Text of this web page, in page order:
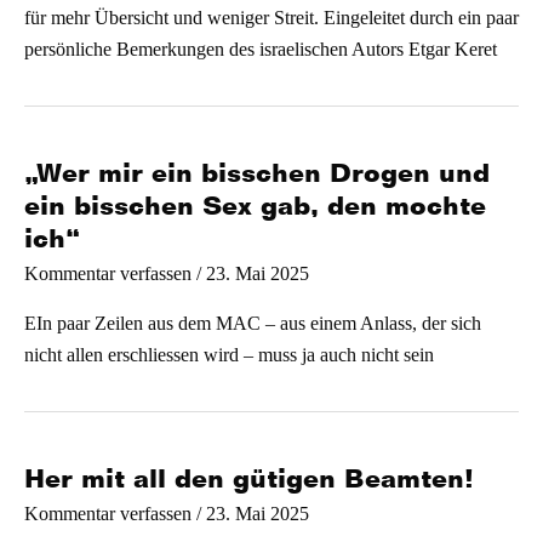
für mehr Übersicht und weniger Streit. Eingeleitet durch ein paar
persönliche Bemerkungen des israelischen Autors Etgar Keret
„Wer mir ein bisschen Drogen und
ein bisschen Sex gab, den mochte
ich“
Kommentar verfassen /23. Mai 2025
EIn paar Zeilen aus dem MAC – aus einem Anlass, der sich
nicht allen erschliessen wird – muss ja auch nicht sein
Her mit all den gütigen Beamten!
Kommentar verfassen /23. Mai 2025